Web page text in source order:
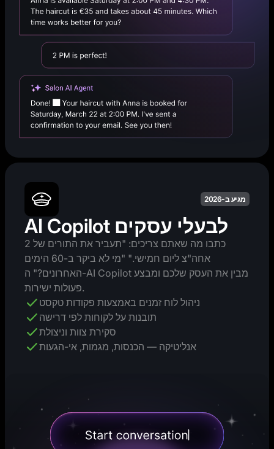
מגיע ב-2026
AI Copilot לבעלי עסקים
כתבו מה שאתם צריכים: "תעביר את התורים של 2
אחה"צ ליום חמישי." "מי לא ביקר ב-60 הימים
האחרונים?" ה-AI Copilot מבין את העסק שלכם ומבצע
פעולות ישירות.
ניהול לוח זמנים באמצעות פקודות טקסט
תובנות על לקוחות לפי דרישה
סקירת צוות וניצולת
אנליטיקה — הכנסות, מגמות, אי-הגעות